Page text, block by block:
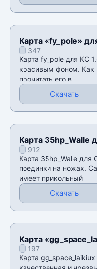
Карта «fy_pole»
347
Карта fy_pole для КС
красивым фоном. Как
прочитать его в
Скачать
Карта 35hp_Walle
912
Карта 35hp_Walle для
поединки на ножах.
имеет прикольный
Скачать
Карта
197
Карта
качественная и